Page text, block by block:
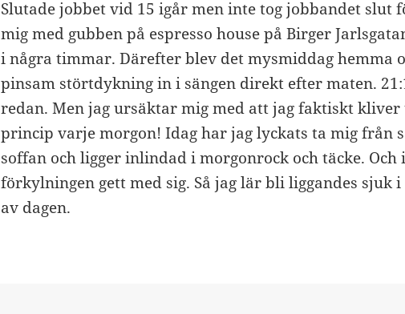
Slutade jobbet vid 15 igår men inte tog jobbandet slut
mig med gubben på espresso house på Birger
i några timmar. Därefter blev det mysmiddag hemma
pinsam störtdykning in i sängen direkt efter maten.
redan. Men jag ursäktar mig med att jag faktiskt kliver
princip varje morgon! Idag har jag lyckats ta mig från
soffan och ligger inlindad i morgonrock och täcke. Och
förkylningen gett med sig. Så jag lär bli liggandes sjuk
av dagen.